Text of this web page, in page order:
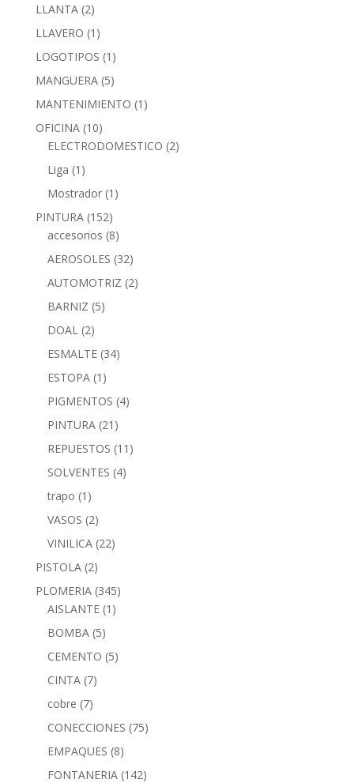
LLANTA (2)
LLAVERO (1)
LOGOTIPOS (1)
MANGUERA (5)
MANTENIMIENTO (1)
OFICINA (10)
ELECTRODOMESTICO (2)
Liga (1)
Mostrador (1)
PINTURA (152)
accesorios (8)
AEROSOLES (32)
AUTOMOTRIZ (2)
BARNIZ (5)
DOAL (2)
ESMALTE (34)
ESTOPA (1)
PIGMENTOS (4)
PINTURA (21)
REPUESTOS (11)
SOLVENTES (4)
trapo (1)
VASOS (2)
VINILICA (22)
PISTOLA (2)
PLOMERIA (345)
AISLANTE (1)
BOMBA (5)
CEMENTO (5)
CINTA (7)
cobre (7)
CONECCIONES (75)
EMPAQUES (8)
FONTANERIA (142)